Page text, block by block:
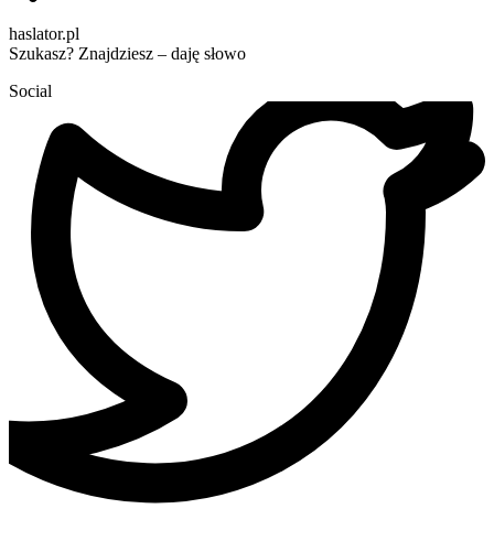
haslator.pl
Szukasz? Znajdziesz – daję słowo
Social